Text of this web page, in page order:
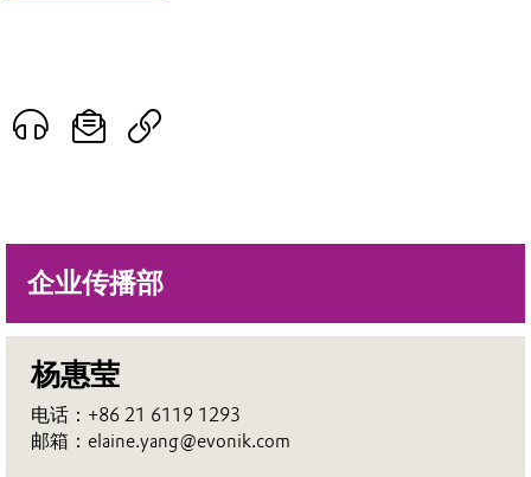
企业传播部
杨惠莹
电话：+86 21 6119 1293
邮箱：elaine.yang@evonik.com